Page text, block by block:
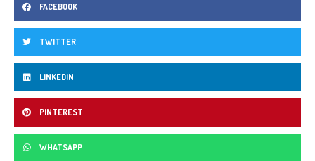
FACEBOOK
TWITTER
LINKEDIN
PINTEREST
WHATSAPP